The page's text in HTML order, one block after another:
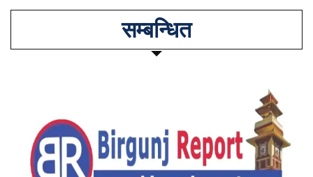
सम्बन्धित